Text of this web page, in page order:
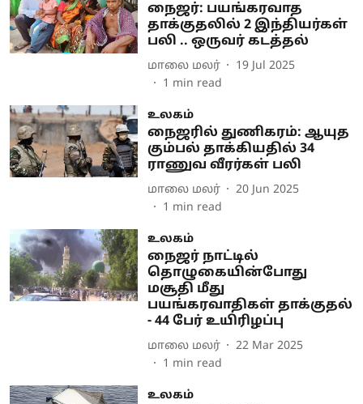
நைஜர்: பயங்கரவாத
தாக்குதலில் 2 இந்தியர்கள்
பலி .. ஒருவர் கடத்தல்
மாலை மலர்
19 Jul 2025
1 min read
உலகம்
நைஜரில் துணிகரம்: ஆயுத
கும்பல் தாக்கியதில் 34
ராணுவ வீரர்கள் பலி
மாலை மலர்
20 Jun 2025
1 min read
உலகம்
நைஜர் நாட்டில்
தொழுகையின்போது
மசூதி மீது
பயங்கரவாதிகள் தாக்குதல்
- 44 பேர் உயிரிழப்பு
மாலை மலர்
22 Mar 2025
1 min read
உலகம்